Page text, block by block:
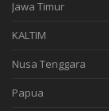
Jawa Timur
KALTIM
Nusa Tenggara
Papua